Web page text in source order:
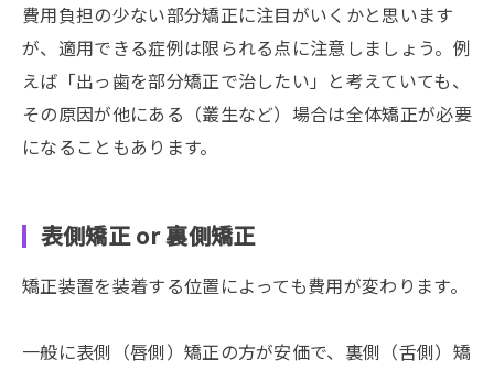
費用負担の少ない部分矯正に注目がいくかと思います
が、適用できる症例は限られる点に注意しましょう。例
えば「出っ歯を部分矯正で治したい」と考えていても、
その原因が他にある（叢生など）場合は全体矯正が必要
になることもあります。
表側矯正 or 裏側矯正
矯正装置を装着する位置によっても費用が変わります。
一般に表側（唇側）矯正の方が安価で、裏側（舌側）矯